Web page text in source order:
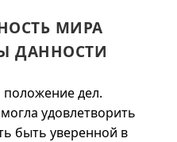
МИРА
ДАННОСТИ
дел.
удовлетворить
быть уверенной в